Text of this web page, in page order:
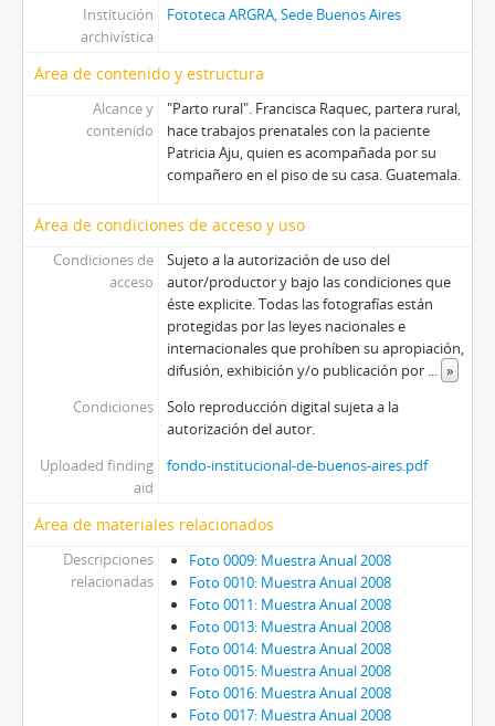
Institución
archivística
Fototeca ARGRA, Sede Buenos Aires
Área de contenido y estructura
Alcance y
contenido
"Parto rural". Francisca Raquec, partera rural,
hace trabajos prenatales con la paciente
Patricia Aju, quien es acompañada por su
compañero en el piso de su casa. Guatemala.
Área de condiciones de acceso y uso
Condiciones de
acceso
Sujeto a la autorización de uso del
autor/productor y bajo las condiciones que
éste explicite. Todas las fotografías están
protegidas por las leyes nacionales e
internacionales que prohíben su apropiación,
difusión, exhibición y/o publicación por ... »
Condiciones
Solo reproducción digital sujeta a la
autorización del autor.
Uploaded finding
aid
fondo-institucional-de-buenos-aires.pdf
Área de materiales relacionados
Descripciones
relacionadas
Foto 0009: Muestra Anual 2008
Foto 0010: Muestra Anual 2008
Foto 0011: Muestra Anual 2008
Foto 0013: Muestra Anual 2008
Foto 0014: Muestra Anual 2008
Foto 0015: Muestra Anual 2008
Foto 0016: Muestra Anual 2008
Foto 0017: Muestra Anual 2008